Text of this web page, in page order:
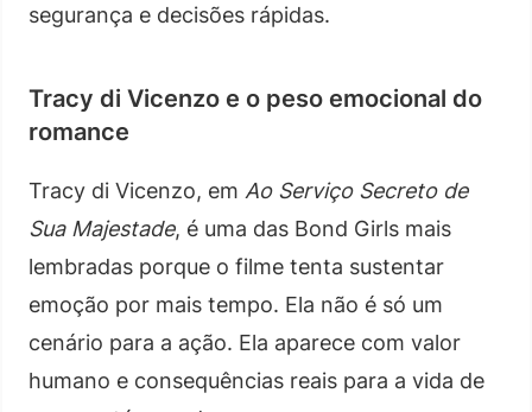
segurança e decisões rápidas.
Tracy di Vicenzo e o peso emocional do
romance
Tracy di Vicenzo, em Ao Serviço Secreto de
Sua Majestade, é uma das Bond Girls mais
lembradas porque o filme tenta sustentar
emoção por mais tempo. Ela não é só um
cenário para a ação. Ela aparece com valor
humano e consequências reais para a vida de